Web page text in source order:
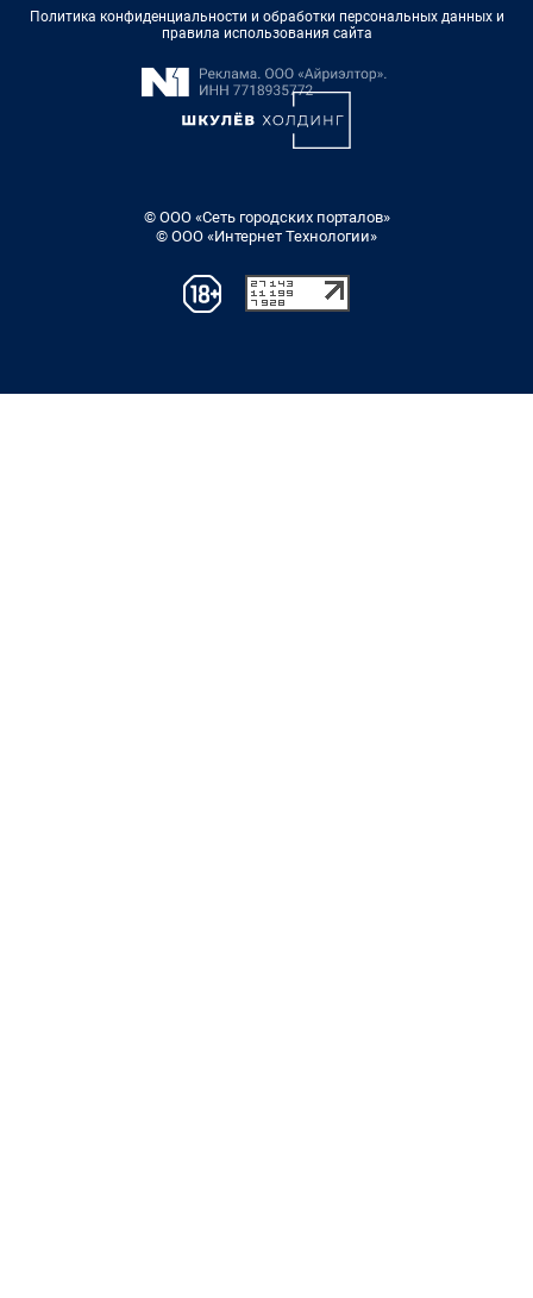
Политика конфиденциальности и обработки персональных данных и
правила использования сайта
© ООО «Сеть городских порталов»
© ООО «Интернет Технологии»